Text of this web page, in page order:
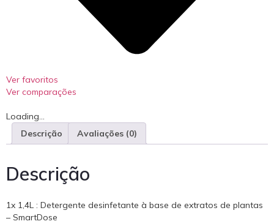
Ver favoritos
Ver comparações
Loading...
Descrição
Avaliações (0)
Descrição
1x 1,4L : Detergente desinfetante à base de extratos de plantas
– SmartDose